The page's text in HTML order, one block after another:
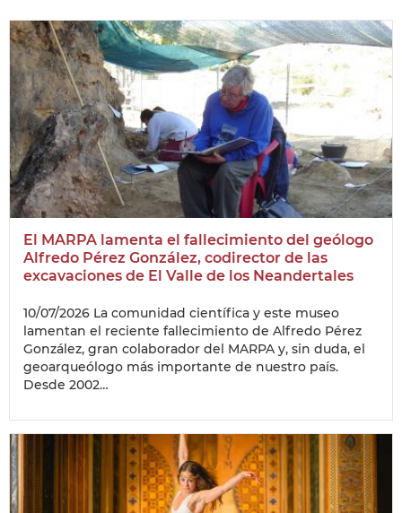
El MARPA lamenta el fallecimiento del geólogo
Alfredo Pérez González, codirector de las
excavaciones de El Valle de los Neandertales
10/07/2026 La comunidad científica y este museo
lamentan el reciente fallecimiento de Alfredo Pérez
González, gran colaborador del MARPA y, sin duda, el
geoarqueólogo más importante de nuestro país.
Desde 2002…